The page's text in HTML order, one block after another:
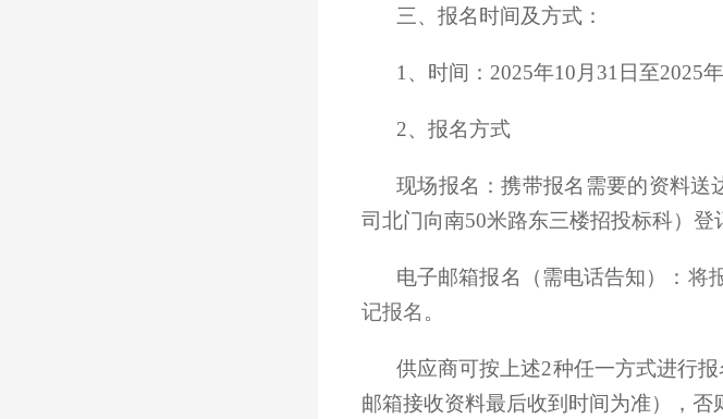
三、报名时间及方式：
1、时间：2025年10月31 日至2025
2、报名方式
现场报名：携带报名需要的资料送
司北门向南50米路东三楼招投标科）登
电子邮箱报名（需电话告知）： 将
记报名 。
供应商可按上述2种任一方式进行
邮箱接收资料最后收到时间为准），否